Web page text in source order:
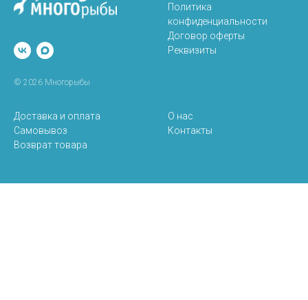
© 2026 Многорыбы
Политика
конфиденциальности
Договор оферты
Реквизиты
Доставка и оплата
Самовывоз
Возврат товара
О нас
Контакты